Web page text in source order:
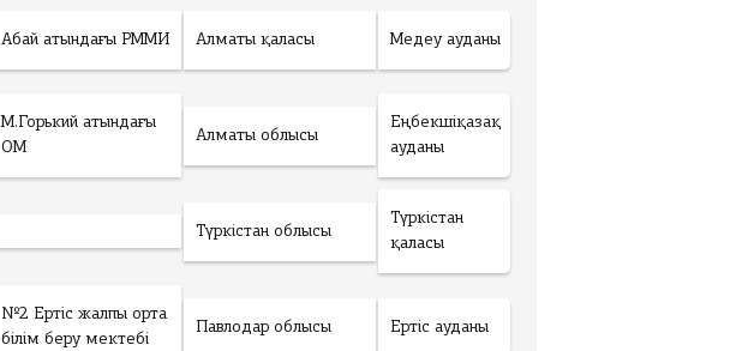
Абай атындағы РММИ Алматы қаласы Медеу ауданы
М.Горький атындағы
ОМ
Алматы облысы
Еңбекшіқазақ
ауданы
Түркістан облысы
Түркістан
қаласы
№2 Ертіс жалпы орта
білім беру мектебі
Павлодар облысы Ертіс ауданы